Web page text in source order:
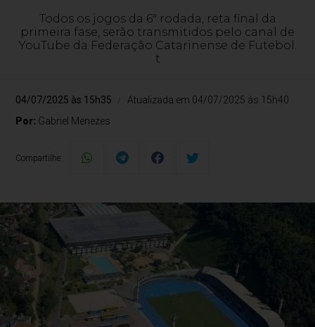
Todos os jogos da 6ª rodada, reta final da
primeira fase, serão transmitidos pelo canal de
YouTube da Federação Catarinense de Futebol.
t
04/07/2025 às 15h35
Atualizada em 04/07/2025 às 15h40
Por: Gabriel Menezes
Compartilhe: